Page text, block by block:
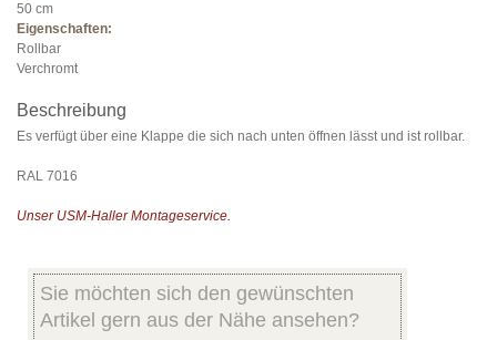
50 cm
Eigenschaften:
Rollbar
Verchromt
Beschreibung
Es verfügt über eine Klappe die sich nach unten öffnen lässt und ist rollbar.
RAL 7016
Unser USM-Haller Montageservice.
Sie möchten sich den gewünschten
Artikel gern aus der Nähe ansehen?